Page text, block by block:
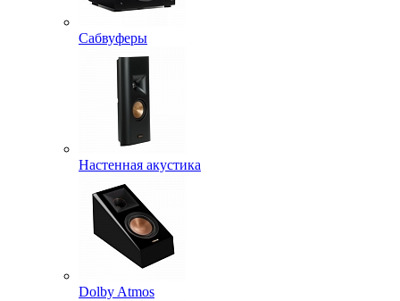
Сабвуферы
Настенная акустика
Dolby Atmos